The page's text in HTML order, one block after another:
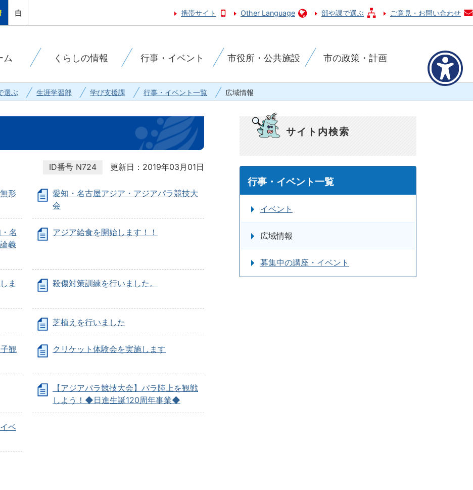
携帯サイト Other Language 部や課で選ぶ ご意見・お問い合わせ
ム くらしの情報 行事・イベント 市役所・公共施設 市の政策・計画
選ぶ 生涯学習部 学び支援課 行事・イベント一覧 広域情報
ID番号 N724 更新日：2019年03月01日
形
愛知・名古屋アジア・アジアパラ競技大
会
名
義
アジア給食を開始します！！
ま
殺傷対策訓練を行いました。
芝植えを行いました
観
クリケット体験会を実施します
【アジアパラ競技大会】パラ陸上を観戦
しよう！◆日進生誕120周年事業◆
ベ
サイト内検索
行事・イベント一覧
イベント
広域情報
募集中の講座・イベント